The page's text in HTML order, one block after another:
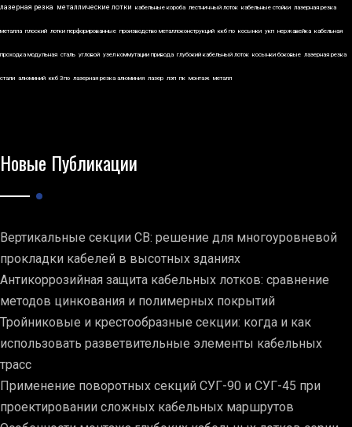
лазерная резка металлические лотки кабельные короба лестничный лоток кабельные стойки лазерная резка
металла плоский лотки перфорированные производство металлоконструкций ккб по косынки укп нержавейка кабельная
проходка модульная сталь угловой узел коммутации привода глубокий кабельный лоток косынки боковые лазерная резка
стали алюминий ккб 3по лазерная резка алюминия лазер лэп пк монтаж металл
Новые Публикации
Вертикальные секции СВ: решение для многоуровневой
прокладки кабелей в высотных зданиях
Антикоррозийная защита кабельных лотков: сравнение
методов цинкования и полимерных покрытий
Тройниковые и крестообразные секции: когда и как
использовать разветвительные элементы кабельных
трасс
Применение поворотных секций СУГ-90 и СУГ-45 при
проектировании сложных кабельных маршрутов